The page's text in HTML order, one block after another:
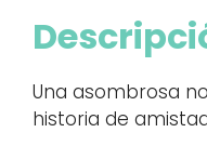
Una asombrosa
historia de